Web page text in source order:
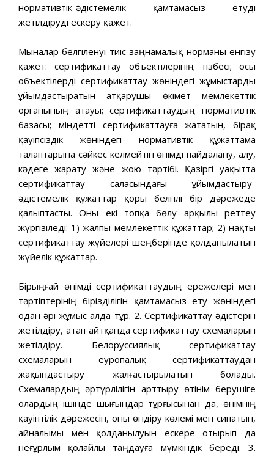
нормативтік-әдістемелік қамтамасыз етуді
жетілдіруді ескеру қажет.
Мыналар белгіленуі тиіс заңнамалық норманы енгізу
қажет: сертификаттау объектілерінің тізбесі; осы
объектілерді сертификаттау жөніндегі жұмыстарды
ұйымдастыратын атқарушы өкімет мемлекеттік
органының атауы; сертификаттаудың нормативтік
базасы; міндетті сертификаттауға жататын, бірақ
қауіпсіздік жөніндегі нормативтік құжаттама
талаптарына сәйкес келмейтін өнімді пайдалану, алу,
кәдеге жарату және жою тәртібі. Қазіргі уақытта
сертификаттау саласындағы ұйымдастыру-
әдістемелік құжаттар қоры белгілі бір дәрежеде
қалыптасты. Оны екі топқа бөлу арқылы реттеу
жүргізіледі: 1) жалпы мемлекеттік құжаттар; 2) нақты
сертификаттау жүйелері шеңберінде қолданылатын
жүйелік құжаттар.
Бірыңғай өнімді сертификаттаудың ережелері мен
тәртіптерінің бірізділігін қамтамасыз ету жөніндегі
одан әрі жұмыс алда тұр. 2. Сертификаттау әдістерін
жетілдіру, атап айтқанда сертификаттау схемаларын
жетілдіру. Белоруссиялық сертификаттау
схемаларын еуропалық сертификаттаудан
жақындастыру жалғастырылатын болады.
Схемалардың әртүрлілігін арттыру өтінім берушіге
олардың ішінде шығындар тұрғысынан да, өнімнің
қауіптілік дәрежесін, оны өндіру көлемі мен сипатын,
айналымы мен қолданылуын ескере отырып да
неғұрлым қолайлы таңдауға мүмкіндік береді. 3.